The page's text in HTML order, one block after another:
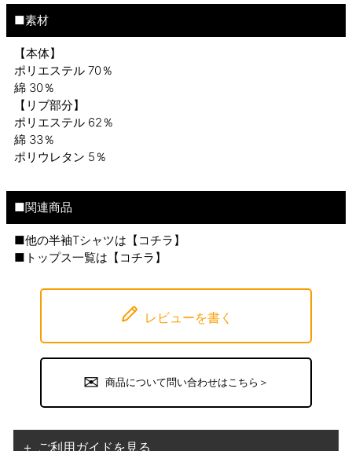
■素材
【本体】
ポリエステル 70％
綿 30％
【リブ部分】
ポリエステル 62％
綿 33％
ポリウレタン 5％
■関連商品
■他の半袖Tシャツは【 コチラ 】
■トップス一覧は【 コチラ 】
レビューを書く
商品について問い合わせはこちら＞
＋ ご利用ガイドを見る